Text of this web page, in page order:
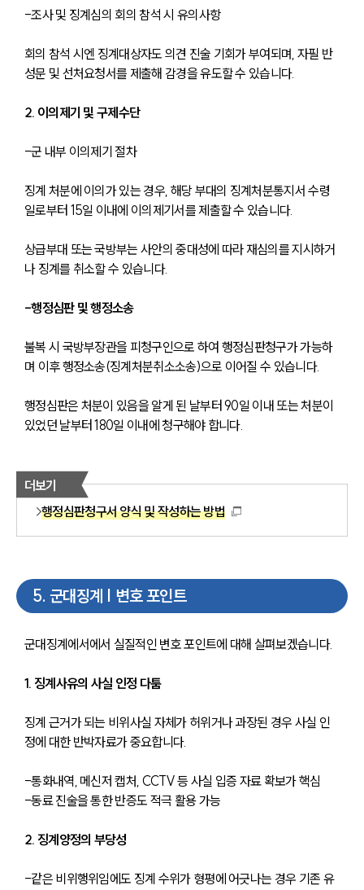
-조사 및 징계심의 회의 참석 시 유의사항
회의 참석 시엔 징계대상자도 의견 진술 기회가 부여되며, 자필 반
성문 및 선처요청서를 제출해 감경을 유도할 수 있습니다.
2. 이의제기 및 구제수단
-군 내부 이의제기 절차
징계 처분에 이의가 있는 경우, 해당 부대의 징계처분통지서 수령
일로부터 15일 이내에 이의제기서를 제출할 수 있습니다.
상급부대 또는 국방부는 사안의 중대성에 따라 재심의를 지시하거
나 징계를 취소할 수 있습니다.
-행정심판 및 행정소송
불복 시 국방부장관을 피청구인으로 하여 행정심판청구가 가능하
며 이후 행정소송(징계처분취소소송)으로 이어질 수 있습니다.
행정심판은 처분이 있음을 알게 된 날부터 90일 이내 또는 처분이
있었던 날부터 180일 이내에 청구해야 합니다.
더보기
행정심판청구서 양식 및 작성하는 방법
5. 군대징계 | 변호 포인트
군대징계에서에서 실질적인 변호 포인트에 대해 살펴보겠습니다.
1. 징계사유의 사실 인정 다툼
징계 근거가 되는 비위사실 자체가 허위거나 과장된 경우 사실 인
정에 대한 반박자료가 중요합니다.
-통화내역, 메신저 캡처, CCTV 등 사실 입증 자료 확보가 핵심
-동료 진술을 통한 반증도 적극 활용 가능
2. 징계양정의 부당성
-같은 비위행위임에도 징계 수위가 형평에 어긋나는 경우 기존 유